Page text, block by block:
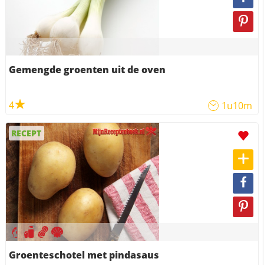
Gemengde groenten uit de oven
4 1u10m
RECEPT
Groenteschotel met pindasaus